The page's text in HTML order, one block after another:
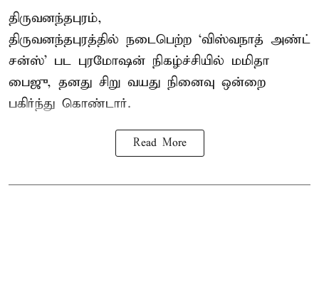
திருவனந்தபுரம்,
திருவனந்தபுரத்தில் நடைபெற்ற ‘விஸ்வநாத் அண்ட்
சன்ஸ்’ பட புரமோஷன் நிகழ்ச்சியில் மமிதா
பைஜு, தனது சிறு வயது நினைவு ஒன்றை
பகிர்ந்து கொண்டார்.
Read More